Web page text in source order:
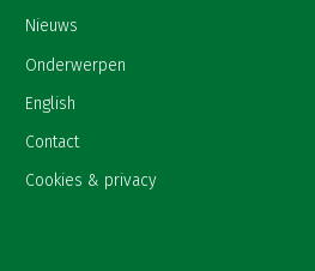
Nieuws
Onderwerpen
English
Contact
Cookies & privacy